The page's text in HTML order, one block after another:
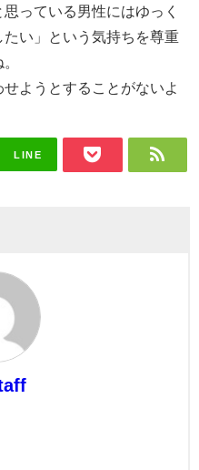
っている男性にはゆっく
い」という気持ちを尊重
ようとすることがないよ
LINE